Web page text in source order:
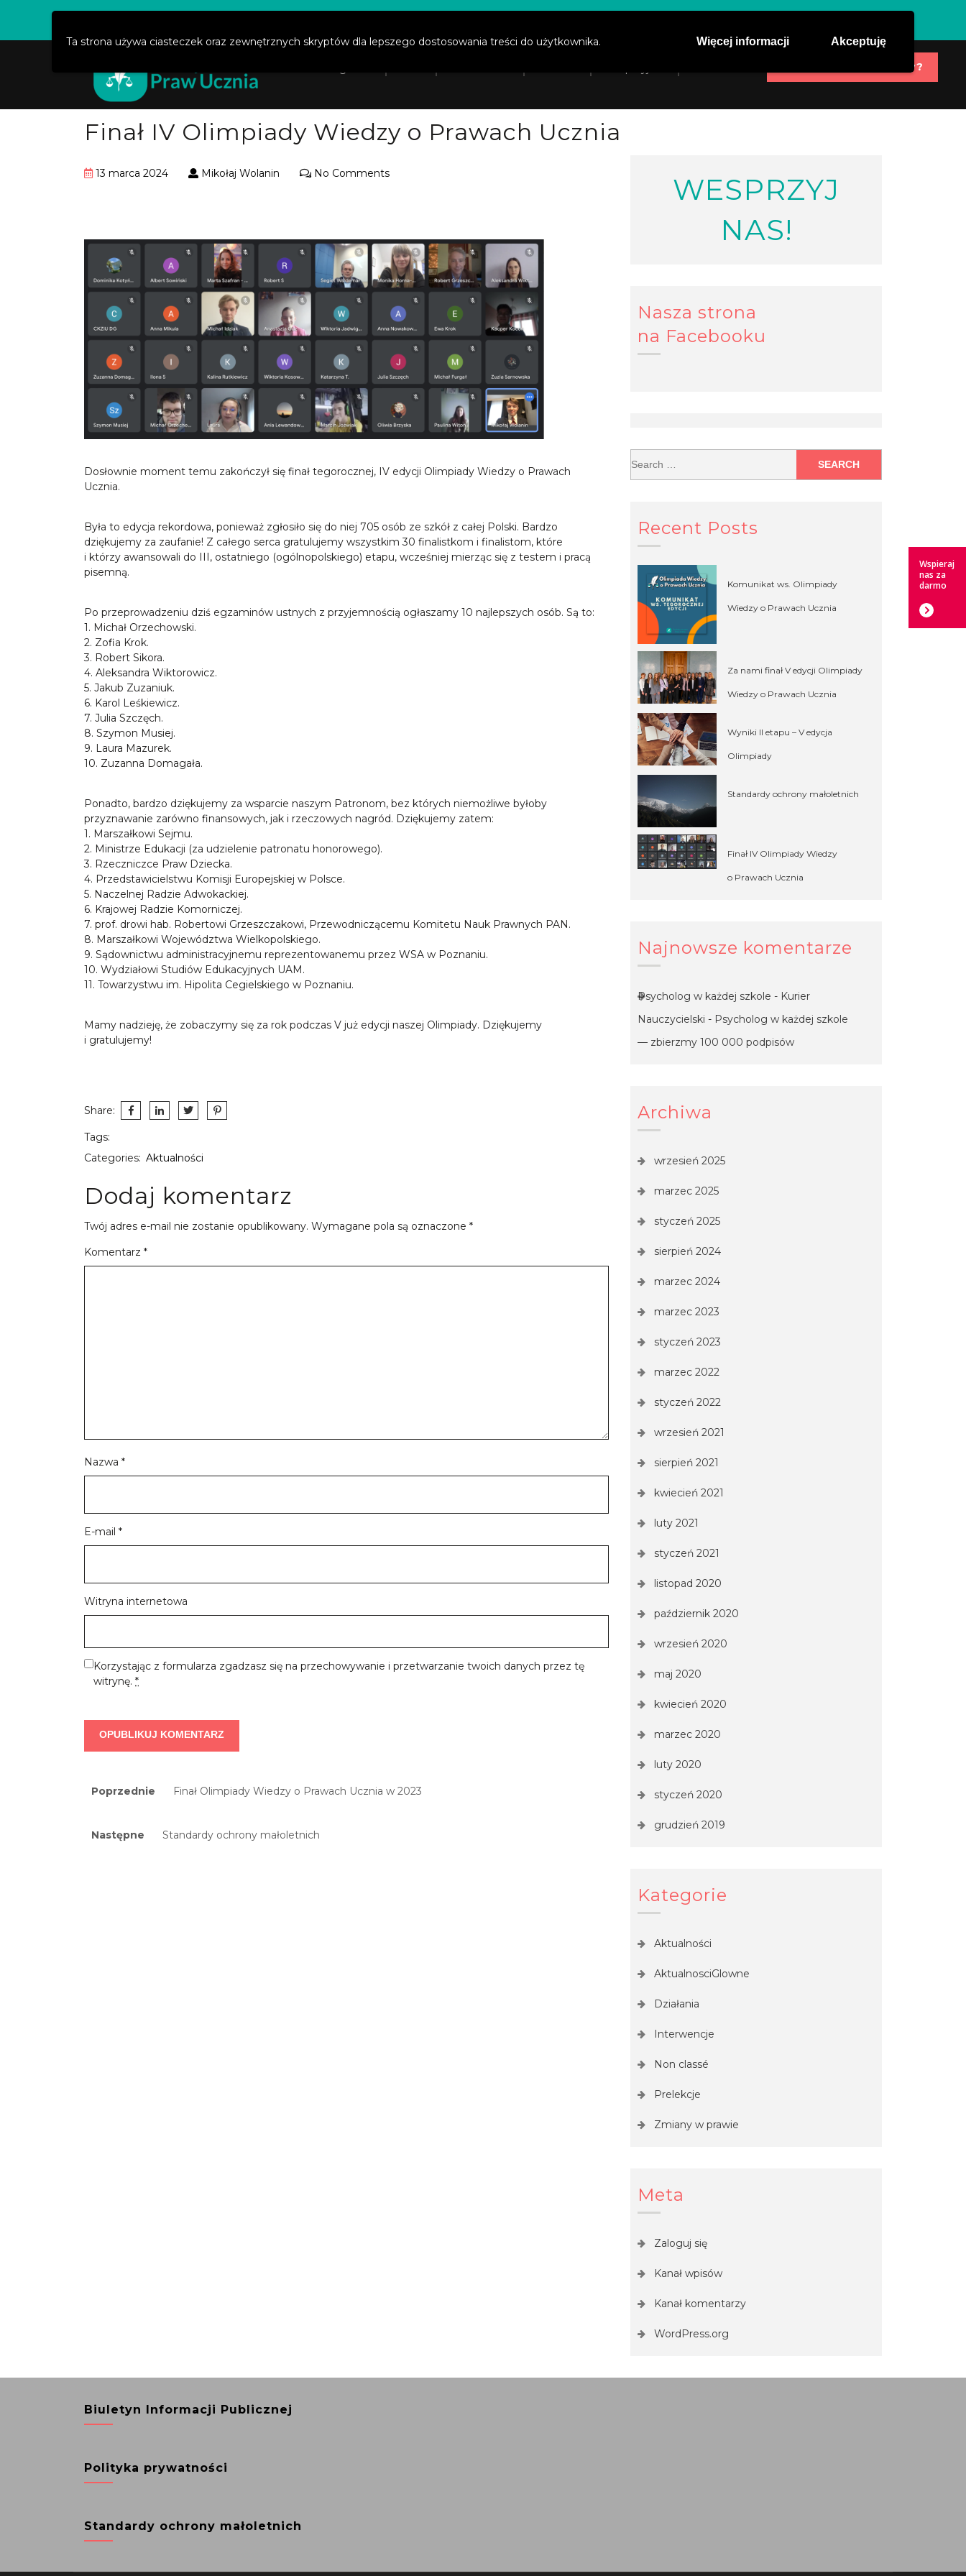
Ta strona używa ciasteczek oraz zewnętrznych skryptów dla lepszego dostosowania treści do użytkownika. Więcej informacji Akceptuję
Potrzebujesz pomocy?
Finał IV Olimpiady Wiedzy o Prawach Ucznia
13 marca 2024 Mikołaj Wolanin No Comments
Dosłownie moment temu zakończył się finał tegorocznej, IV edycji Olimpiady Wiedzy o Prawach
Ucznia.
Była to edycja rekordowa, ponieważ zgłosiło się do niej 705 osób ze szkół z całej Polski. Bardzo
dziękujemy za zaufanie! Z całego serca gratulujemy wszystkim 30 finalistkom i finalistom, które
i którzy awansowali do III, ostatniego (ogólnopolskiego) etapu, wcześniej mierząc się z testem i pracą
pisemną.
Po przeprowadzeniu dziś egzaminów ustnych z przyjemnością ogłaszamy 10 najlepszych osób. Są to:
1. Michał Orzechowski.
2. Zofia Krok.
3. Robert Sikora.
4. Aleksandra Wiktorowicz.
5. Jakub Zuzaniuk.
6. Karol Leśkiewicz.
7. Julia Szczęch.
8. Szymon Musiej.
9. Laura Mazurek.
10. Zuzanna Domagała.
Ponadto, bardzo dziękujemy za wsparcie naszym Patronom, bez których niemożliwe byłoby
przyznawanie zarówno finansowych, jak i rzeczowych nagród. Dziękujemy zatem:
1. Marszałkowi Sejmu.
2. Ministrze Edukacji (za udzielenie patronatu honorowego).
3. Rzeczniczce Praw Dziecka.
4. Przedstawicielstwu Komisji Europejskiej w Polsce.
5. Naczelnej Radzie Adwokackiej.
6. Krajowej Radzie Komorniczej.
7. prof. drowi hab. Robertowi Grzeszczakowi, Przewodniczącemu Komitetu Nauk Prawnych PAN.
8. Marszałkowi Województwa Wielkopolskiego.
9. Sądownictwu administracyjnemu reprezentowanemu przez WSA w Poznaniu.
10. Wydziałowi Studiów Edukacyjnych UAM.
11. Towarzystwu im. Hipolita Cegielskiego w Poznaniu.
Mamy nadzieję, że zobaczymy się za rok podczas V już edycji naszej Olimpiady. Dziękujemy
i gratulujemy!
Share:
Tags:
Categories: Aktualności
Dodaj komentarz
Twój adres e-mail nie zostanie opublikowany. Wymagane pola są oznaczone *
Komentarz *
Nazwa *
E-mail *
Witryna internetowa
Korzystając z formularza zgadzasz się na przechowywanie i przetwarzanie twoich danych przez tę
witrynę. *
Nawigacja
Poprzednie
Previous
Finał Olimpiady Wiedzy o Prawach Ucznia w 2023
Następne
Next
Standardy ochrony małoletnich
WESPRZYJ
NAS!
Nasza strona
na Facebooku
Recent Posts
Komunikat ws. Olimpiady
Wiedzy o Prawach Ucznia
Za nami finał V edycji Olimpiady
Wiedzy o Prawach Ucznia
Wyniki II etapu – V edycja
Olimpiady
Standardy ochrony małoletnich
Finał IV Olimpiady Wiedzy
o Prawach Ucznia
Najnowsze komentarze
Psycholog w każdej szkole - Kurier
Nauczycielski - Psycholog w każdej szkole
— zbierzmy 100 000 podpisów
Archiwa
wrzesień 2025
marzec 2025
styczeń 2025
sierpień 2024
marzec 2024
marzec 2023
styczeń 2023
marzec 2022
styczeń 2022
wrzesień 2021
sierpień 2021
kwiecień 2021
luty 2021
styczeń 2021
listopad 2020
październik 2020
wrzesień 2020
maj 2020
kwiecień 2020
marzec 2020
luty 2020
styczeń 2020
grudzień 2019
Kategorie
Aktualności
AktualnosciGlowne
Działania
Interwencje
Non classé
Prelekcje
Zmiany w prawie
Meta
Zaloguj się
Kanał wpisów
Kanał komentarzy
WordPress.org
Biuletyn Informacji Publicznej
Polityka prywatności
Standardy ochrony małoletnich
Wspieraj
nas za
darmo